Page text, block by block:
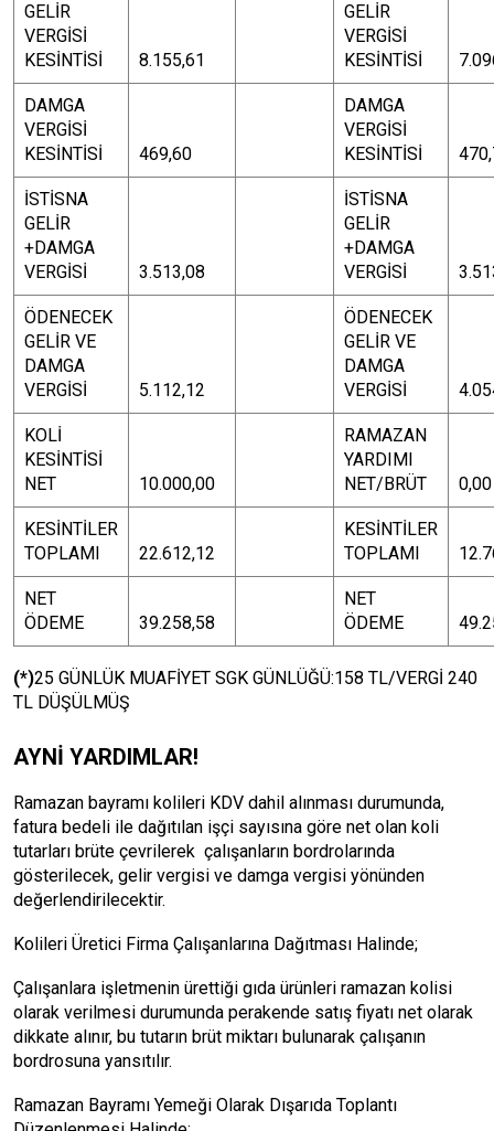
GELİR
VERGİSİ
KESİNTİSİ
8.155,61
GELİR
VERGİSİ
KESİNTİSİ
DAMGA
VERGİSİ
KESİNTİSİ
469,60
DAMGA
VERGİSİ
KESİNTİSİ
İSTİSNA
GELİR
+DAMGA
VERGİSİ
3.513,08
İSTİSNA
GELİR
+DAMGA
VERGİSİ
ÖDENECEK
GELİR VE
DAMGA
VERGİSİ
5.112,12
ÖDENECEK
GELİR VE
DAMGA
VERGİSİ
KOLİ
KESİNTİSİ
NET
10.000,00
RAMAZAN
YARDIMI
NET/BRÜT
0,00
KESİNTİLER
TOPLAMI
22.612,12
KESİNTİLER
TOPLAMI
NET
ÖDEME
39.258,58
NET
ÖDEME
(*)25 GÜNLÜK MUAFİYET SGK GÜNLÜĞÜ:158 TL/VERGİ 240
TL DÜŞÜLMÜŞ
AYNİ YARDIMLAR!
Ramazan bayramı kolileri KDV dahil alınması durumunda,
fatura bedeli ile dağıtılan işçi sayısına göre net olan koli
tutarları brüte çevrilerek çalışanların bordrolarında
gösterilecek, gelir vergisi ve damga vergisi yönünden
değerlendirilecektir.
Kolileri Üretici Firma Çalışanlarına Dağıtması Halinde;
Çalışanlara işletmenin ürettiği gıda ürünleri ramazan kolisi
olarak verilmesi durumunda perakende satış fiyatı net olarak
dikkate alınır, bu tutarın brüt miktarı bulunarak çalışanın
bordrosuna yansıtılır.
Ramazan Bayramı Yemeği Olarak Dışarıda Toplantı